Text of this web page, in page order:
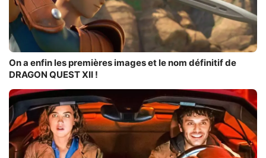
On a enfin les premières images et le nom définitif de
DRAGON QUEST XII !